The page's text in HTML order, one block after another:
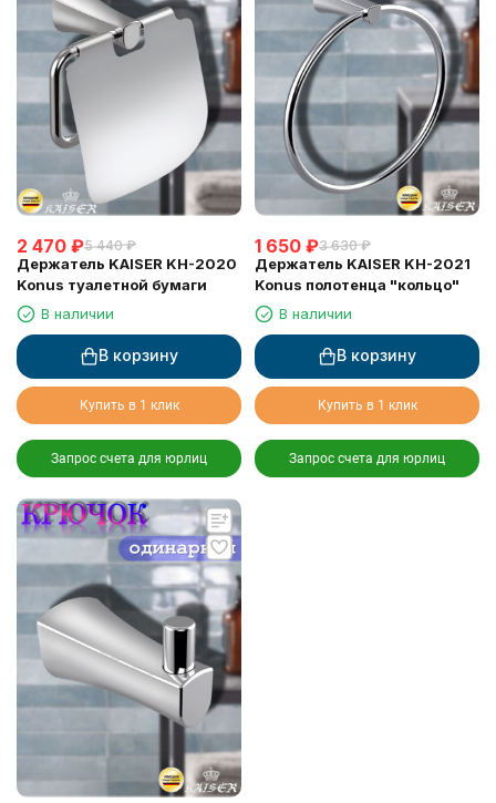
2 470 ₽5 440 ₽
Держатель KAISER KH-2020
Konus туалетной бумаги
В наличии
В корзину
Купить в 1 клик
Запрос счета для юрлиц
1 650 ₽3 630 ₽
Держатель KAISER KH-2021
Konus полотенца "кольцо"
В наличии
В корзину
Купить в 1 клик
Запрос счета для юрлиц